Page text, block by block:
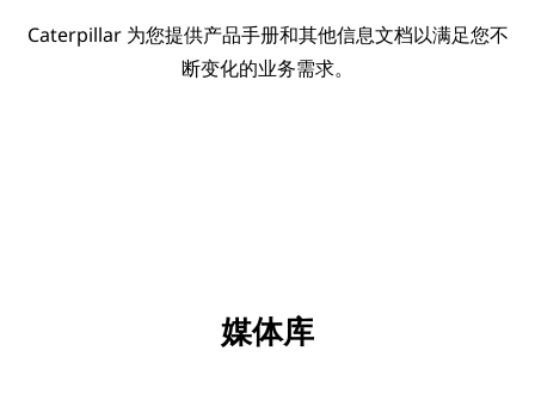
Caterpillar 为您提供产品手册和其他信息文档以满足您不
断变化的业务需求。
媒体库